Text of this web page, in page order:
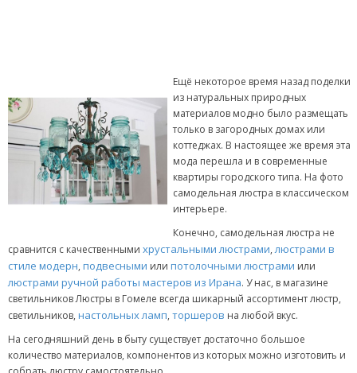
Ещё некоторое время назад поделки
из натуральных природных
материалов модно было размещать
только в загородных домах или
коттеджах. В настоящее же время эта
мода перешла и в современные
квартиры городского типа. На фото
самодельная люстра в классическом
интерьере.
Конечно, самодельная люстра не
сравнится с качественными хрустальными люстрами,люстрами в
стиле модерн, подвесными или потолочными люстрами или
люстрами ручной работы мастеров из Ирана. У нас, в магазине
светильников Люстры в Гомеле всегда шикарный ассортимент люстр,
светильников, настольных ламп, торшеров на любой вкус.
На сегодняшний день в быту существует достаточно большое
количество материалов, компонентов из которых можно изготовить и